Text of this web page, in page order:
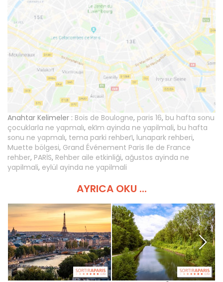
Anahtar Kelimeler : Bois de Boulogne, paris 16, bu hafta sonu
çocuklarla ne yapmalı, eki̇m ayinda ne yapilmali, bu hafta
sonu ne yapmalı, tema parki rehberi̇, lunapark rehberi,
Muette bölgesi, Grand Événement Paris Ile de France
rehber, PARİS, Rehber aile etkinliği, ağustos ayinda ne
yapilmali, eylül ayinda ne yapilmali
AYRICA OKU ...